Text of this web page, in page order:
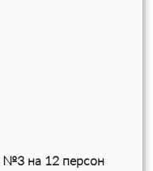
№3 на 12 персон